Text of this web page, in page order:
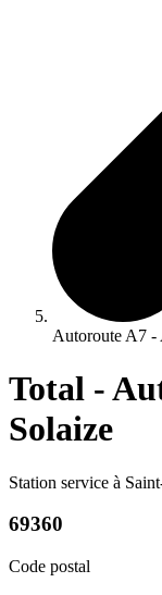
Autoroute A7 -
Total -
Solaize
Station service à
69360
Code postal